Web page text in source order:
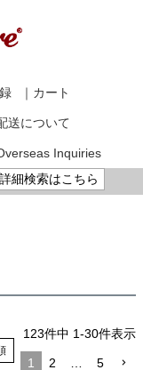
｜カート
送について
Inquiries
詳細検索はこちら
123件中 1-30件表示
1 2 … 5